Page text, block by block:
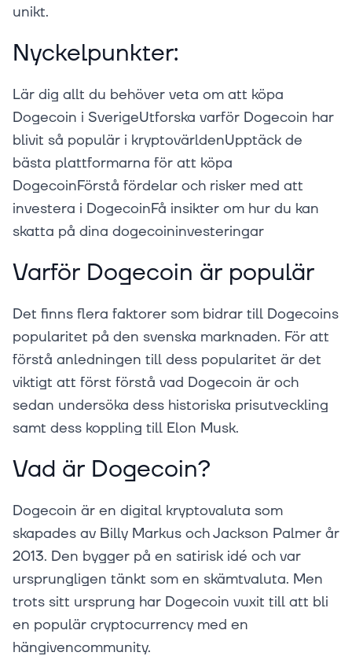
unikt.
Nyckelpunkter:
Lär dig allt du behöver veta om att köpa
Dogecoin i SverigeUtforska varför Dogecoin har
blivit så populär i kryptovärldenUpptäck de
bästa plattformarna för att köpa
DogecoinFörstå fördelar och risker med att
investera i DogecoinFå insikter om hur du kan
skatta på dina dogecoininvesteringar
Varför Dogecoin är populär
Det finns flera faktorer som bidrar till Dogecoins
popularitet på den svenska marknaden. För att
förstå anledningen till dess popularitet är det
viktigt att först förstå vad Dogecoin är och
sedan undersöka dess historiska prisutveckling
samt dess koppling till Elon Musk.
Vad är Dogecoin?
Dogecoin är en digital kryptovaluta som
skapades av Billy Markus och Jackson Palmer år
2013. Den bygger på en satirisk idé och var
ursprungligen tänkt som en skämtvaluta. Men
trots sitt ursprung har Dogecoin vuxit till att bli
en populär cryptocurrency med en
hängivencommunity.